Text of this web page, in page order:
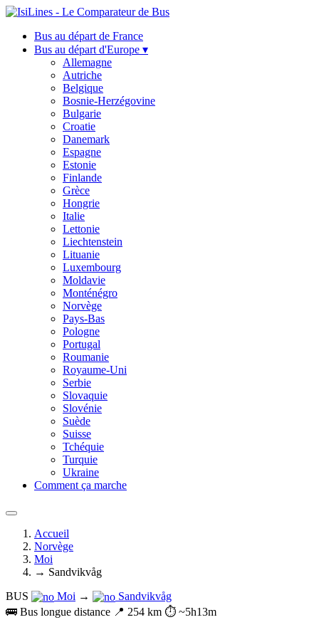
Bus au départ de France
Bus au départ d'Europe ▾
Allemagne
Autriche
Belgique
Bosnie-Herzégovine
Bulgarie
Croatie
Danemark
Espagne
Estonie
Finlande
Grèce
Hongrie
Italie
Lettonie
Liechtenstein
Lituanie
Luxembourg
Moldavie
Monténégro
Norvège
Pays-Bas
Pologne
Portugal
Roumanie
Royaume-Uni
Serbie
Slovaquie
Slovénie
Suède
Suisse
Tchéquie
Turquie
Ukraine
Comment ça marche
Accueil
Norvège
Moi
→ Sandvikvåg
BUS
Moi →
Sandvikvåg
🚌 Bus longue distance 📍 254 km ⏱️ ~5h13m